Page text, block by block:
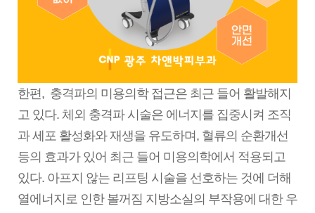
한편, 충격파의 미용의학 접근은 최근 들어 활발해지
고 있다. 체외 충격파 시술은 에너지를 집중시켜 조직
과 세포 활성화와 재생을 유도하며, 혈류의 순환개선
등의 효과가 있어 최근 들어 미용의학에서 적용되고
있다. 아프지 않는 리프팅 시술을 선호하는 것에 더해
열에너지로 인한 볼꺼짐 지방소실의 부작용에 대한 우